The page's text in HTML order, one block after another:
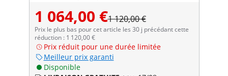
1 064,00 €1 120,00 €
Prix le plus bas pour cet article les 30 j précédant cette
réduction : 1 120,00 €
Prix réduit pour une durée limitée
Meilleur prix garanti
Disponible